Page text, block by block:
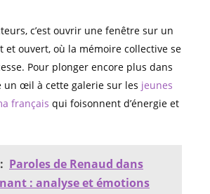
c’est ouvrir une fenêtre sur un
et ouvert, où la mémoire collective se
Pour plonger encore plus dans
un œil à cette galerie sur les jeunes
français qui foisonnent d’énergie et
Paroles de Renaud dans
: analyse et émotions